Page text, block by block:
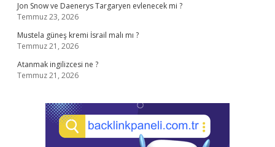
Jon Snow ve Daenerys Targaryen evlenecek mi ?
Temmuz 23, 2026
Mustela güneş kremi İsrail malı mı ?
Temmuz 21, 2026
Atanmak ingilizcesi ne ?
Temmuz 21, 2026